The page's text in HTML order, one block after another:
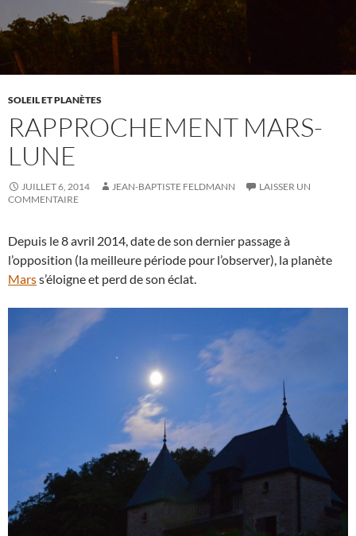
SOLEIL ET PLANÈTES
RAPPROCHEMENT MARS-
LUNE
JUILLET 6, 2014 JEAN-BAPTISTE FELDMANN
LAISSER UN
COMMENTAIRE
Depuis le 8 avril 2014, date de son dernier passage à
l’opposition (la meilleure période pour l’observer), la planète
Marss’éloigne et perd de son éclat.